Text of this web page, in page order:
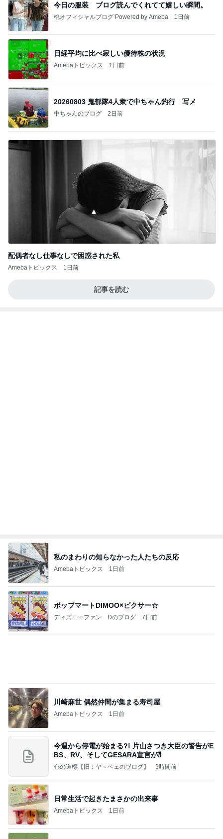
今日の服装 ブログ読んでくれてて嬉しい瞬間。
桃オフィシャルブログ Powered by Ameba 1日前
日経平均に比べ寂しい優待株の状況
Amebaトピックス 1日前
20260803 鬼郁隊4人衆で中ちゃん釣行 写メ
中ちゃんのブログ 2日前
配偶者なし仕事なしで困惑された私
Amebaトピックス 1日前
記事を読む
日常生活で起きたまさかの出来事
夢見さんから 揺れが激しく注意していましょう❗️
【ヤマハ発動機】～トートバック～【三越伊勢丹】